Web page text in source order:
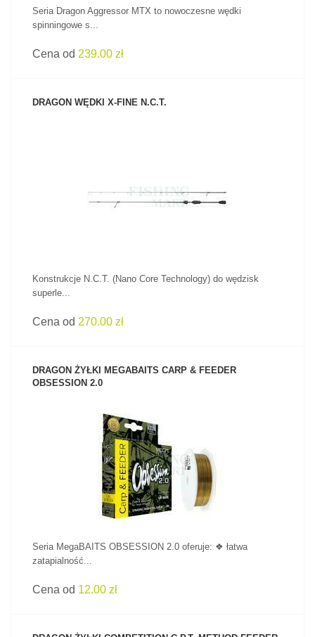
Seria Dragon Aggressor MTX to nowoczesne wędki
spinningowe s...
Cena od 239.00 zł
DRAGON WĘDKI X-FINE N.C.T.
Konstrukcje N.C.T. (Nano Core Technology) do wędzisk
superle...
Cena od 270.00 zł
DRAGON ŻYŁKI MEGABAITS CARP & FEEDER
OBSESSION 2.0
ZOBACZ PRODUKT
Seria MegaBAITS OBSESSION 2.0 oferuje: ❖ łatwa
zatapialność...
Cena od 12.00 zł